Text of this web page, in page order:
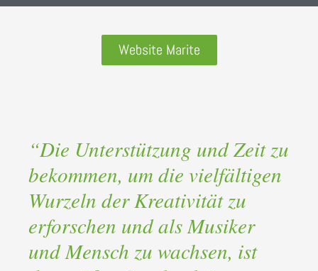
Website Marite
“Die Unterstützung und Zeit zu
bekommen, um die vielfältigen
Wurzeln der Kreativität zu
erforschen und als Musiker
und Mensch zu wachsen, ist